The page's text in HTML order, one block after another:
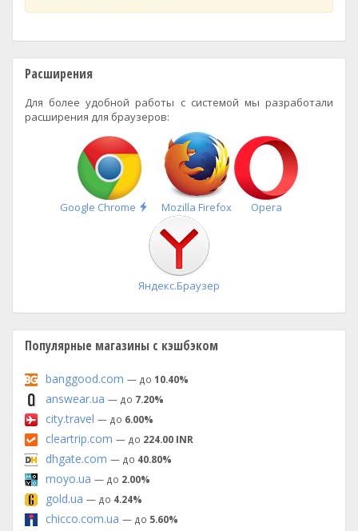
Расширения
Для более удобной работы с системой мы разработали
расширения для браузеров:
Google Chrome
Быстрая
установка
Mozilla Firefox Opera
Яндекс.Браузер
Популярные магазины с кэшбэком
banggood.com — до 10.40%
answear.ua — до 7.20%
city.travel — до 6.00%
cleartrip.com — до 224.00 INR
dhgate.com — до 40.80%
moyo.ua — до 2.00%
gold.ua — до 4.24%
chicco.com.ua — до 5.60%